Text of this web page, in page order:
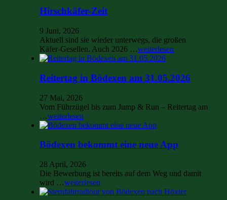
Hirschkäfer-Zeit
9 Juni, 2026
Aktuell sind sie wieder unterwegs, die großen
Käfer-Gesellen. Auch 2026 …weiterlesen
Reitertag in Bödexen am 31.05.2026
27 Mai, 2026
Vom Führzügel bis zum Jump & Run – Reitertag am
…weiterlesen
Bödexen bekommt eine neue App
28 April, 2026
Die Bewerbung ist bereits auf dem Weg und damit
wird …weiterlesen